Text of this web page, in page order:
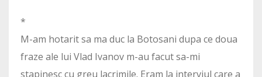
*
M-am hotarit sa ma duc la Botosani dupa ce doua
fraze ale lui Vlad Ivanov m-au facut sa-mi
stapinesc cu greu lacrimile. Eram la interviul care a